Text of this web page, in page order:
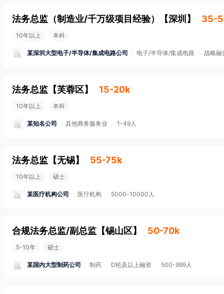
法务总监（制造业/千万级项目经验） 【深圳 】 35-
10年以上 本科
某深圳大型电子/半导体/集成电路公司 电子/半导体/集成电路 战略融
法务总监 【芙蓉区】 15-20k
10年以上 本科
某知名公司 其他商务服务业 1-49人
法务总监 【无锡】 55-75k
10年以上 硕士
某医疗机构公司 医疗机构 5000-10000人
合规法务总监/副总监 【锡山区】 50-70k
5-10年 硕士
某国内大型制药公司 制药 D轮及以上融资 500-999人